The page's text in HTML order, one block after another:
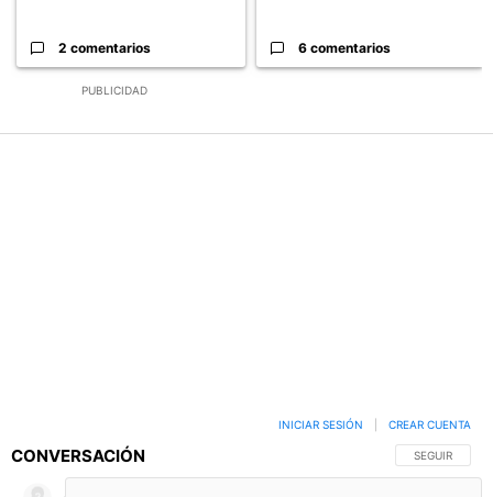
PUBLICIDAD
2 comentarios 6 comentarios
CONVERSACIÓN SIGA ESTA
SEGUIR
INICIAR SESIÓN CREAR CUENTA